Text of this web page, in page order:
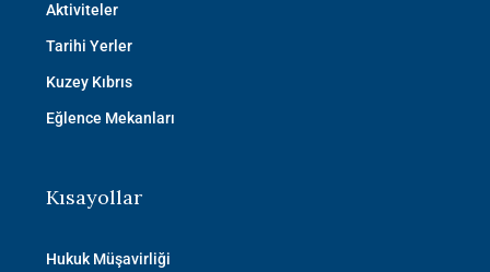
Aktiviteler
Tarihi Yerler
Kuzey Kıbrıs
Eğlence Mekanları
Kısayollar
Hukuk Müşavirliği